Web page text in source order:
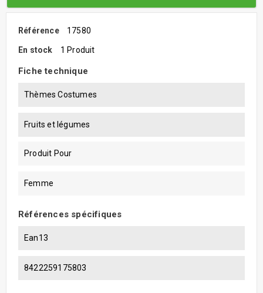
Référence 17580
En stock 1 Produit
Fiche technique
Thèmes Costumes
Fruits et légumes
Produit Pour
Femme
Références spécifiques
Ean13
8422259175803